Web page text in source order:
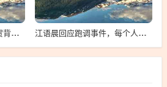
王楚钦向张本智和送上祝贺背后的故事 江语晨回应跑调事件，每个人都有失误，理解并接纳是关键